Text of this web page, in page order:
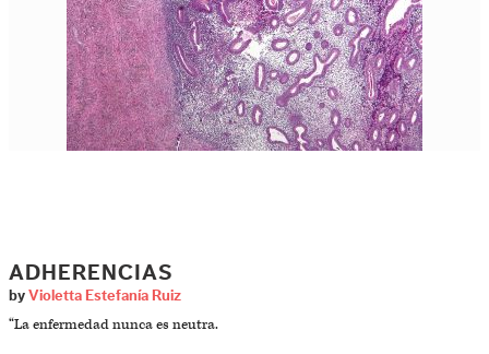
ADHERENCIAS
by Violetta Estefanía Ruiz
“La enfermedad nunca es neutra.